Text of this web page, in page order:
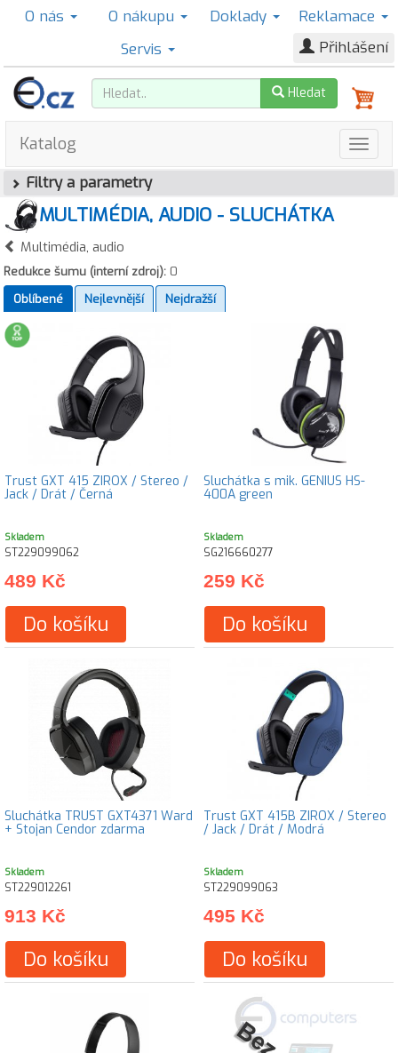
O nás O nákupu Doklady
Reklamace
Servis
Přihlášení
Hledat
Katalog
Filtry a parametry
MULTIMÉDIA, AUDIO - SLUCHÁTKA
Multimédia, audio
Redukce šumu (interní zdroj): 0
Oblíbené
Nejlevnější Nejdražší
Trust GXT 415 ZIROX / Stereo /
Jack / Drát / Černá
Skladem
ST229099062
489 Kč
Do košíku
Sluchátka s mik. GENIUS HS-
400A green
Skladem
SG216660277
259 Kč
Do košíku
Sluchátka TRUST GXT4371 Ward
+ Stojan Cendor zdarma
Skladem
ST229012261
913 Kč
Do košíku
Trust GXT 415B ZIROX / Stereo
/ Jack / Drát / Modrá
Skladem
ST229099063
495 Kč
Do košíku